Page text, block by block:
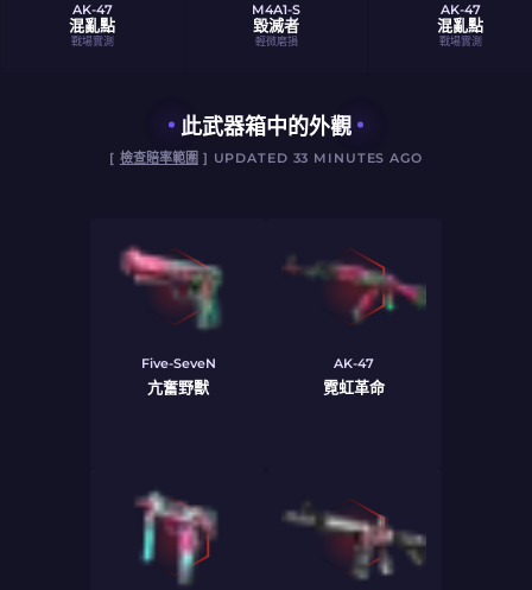
AK-47
混亂點
戰場實測
M4A1-S
毀滅者
輕微磨損
AK-47
混亂點
戰場實測
此武器箱中的外觀
[ 檢查賠率範圍 ] UPDATED 33 MINUTES AGO
Five-SeveN
亢奮野獸
AK-47
霓虹革命